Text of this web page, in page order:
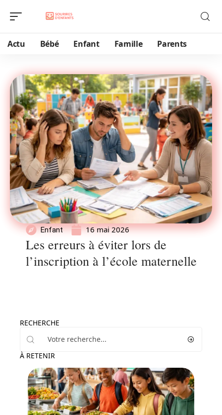
Actu Bébé Enfant Famille Parents
Enfant 16 mai 2026
Les erreurs à éviter lors de
l’inscription à l’école maternelle
RECHERCHE
À RETENIR